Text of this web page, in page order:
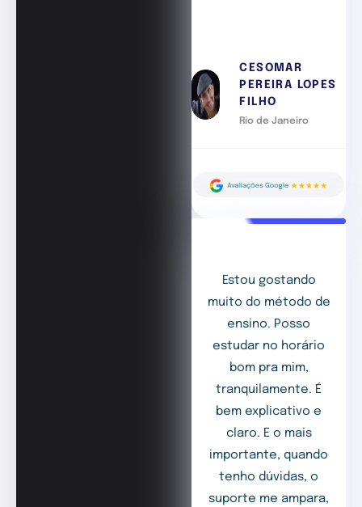
CESOMAR
PEREIRA LOPES
FILHO
Rio de Janeiro
Estou gostando
muito do método de
ensino. Posso
estudar no horário
bom pra mim,
tranquilamente. É
bem explicativo e
claro. E o mais
importante, quando
tenho dúvidas, o
suporte me ampara,